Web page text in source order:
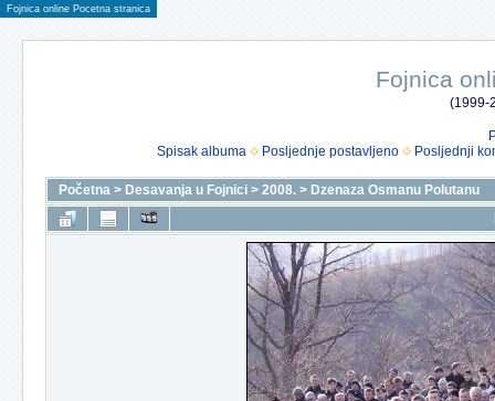
Fojnica online Pocetna stranica
Fojnica
(1999-
Spisak albuma
Posljednje postavljeno Posljednji
Početna > Desavanja u Fojnici > 2008. > Dzenaza Osmanu Polutanu